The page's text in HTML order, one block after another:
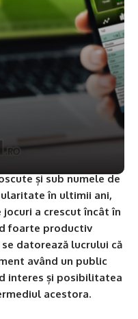
și sub numele de
în ultimii ani,
a crescut încât în
foarte productiv
datorează lucrului că
având un public
interes și posibilitatea
acestora.